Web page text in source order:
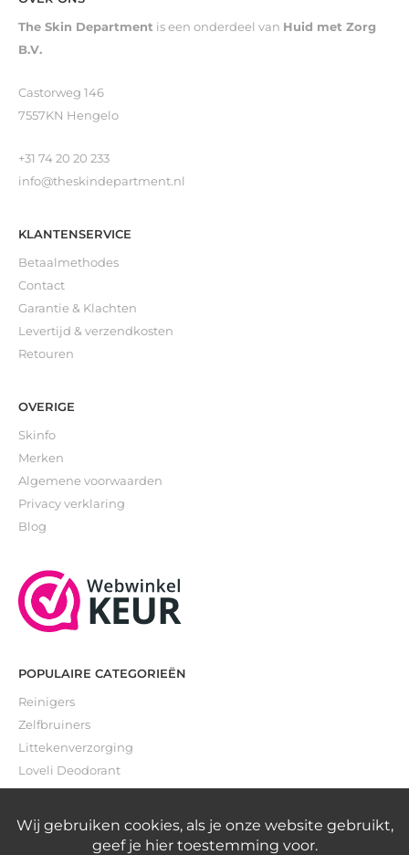
The Skin Department is een onderdeel van Huid met Zorg
B.V.
Castorweg 146
7557KN Hengelo
+31 74 20 20 233
info@theskindepartment.nl
KLANTENSERVICE
Betaalmethodes
Contact
Garantie & Klachten
Levertijd & verzendkosten
Retouren
OVERIGE
Skinfo
Merken
Algemene voorwaarden
Privacy verklaring
Blog
POPULAIRE CATEGORIEËN
Reinigers
Zelfbruiners
Littekenverzorging
Loveli Deodorant